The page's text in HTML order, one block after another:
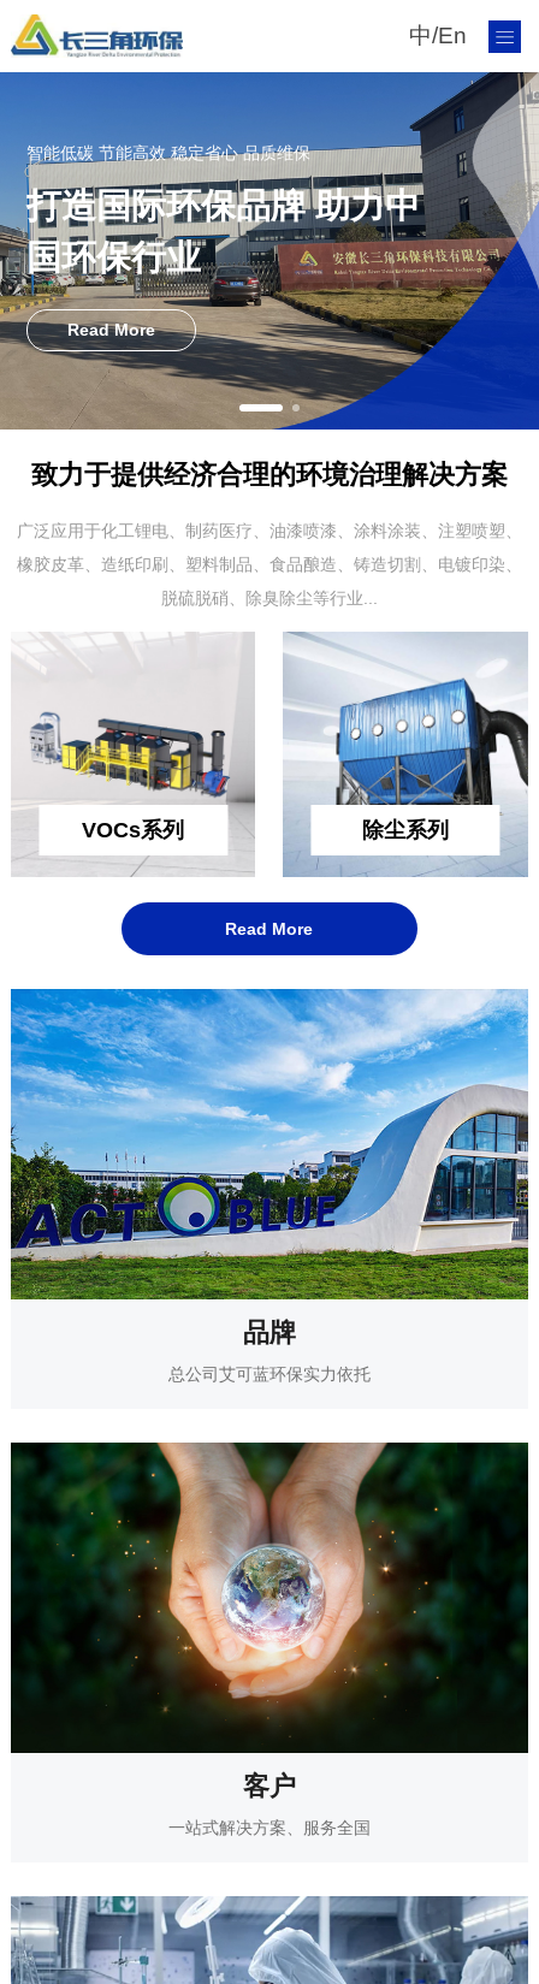
中/En
智能低碳 节能高效 稳定省心 品质维保
打造国际环保品牌 助力中
国环保行业
Read More
致力于提供经济合理的环境治理解决方案
广泛应用于化工锂电、制药医疗、油漆喷漆、涂料涂装、注塑喷塑、
橡胶皮革、造纸印刷、塑料制品、食品酿造、铸造切割、电镀印染、
脱硫脱硝、除臭除尘等行业...
VOCs系列 除尘系列
Read More
品牌
总公司艾可蓝环保实力依托
客户
一站式解决方案、服务全国